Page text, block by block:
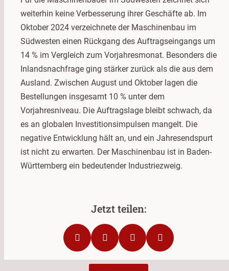
weiterhin keine Verbesserung ihrer Geschäfte ab. Im
Oktober 2024 verzeichnete der Maschinenbau im
Südwesten einen Rückgang des Auftragseingangs um
14 % im Vergleich zum Vorjahresmonat. Besonders die
Inlandsnachfrage ging stärker zurück als die aus dem
Ausland. Zwischen August und Oktober lagen die
Bestellungen insgesamt 10 % unter dem
Vorjahresniveau. Die Auftragslage bleibt schwach, da
es an globalen Investitionsimpulsen mangelt. Die
negative Entwicklung hält an, und ein Jahresendspurt
ist nicht zu erwarten. Der Maschinenbau ist in Baden-
Württemberg ein bedeutender Industriezweig.